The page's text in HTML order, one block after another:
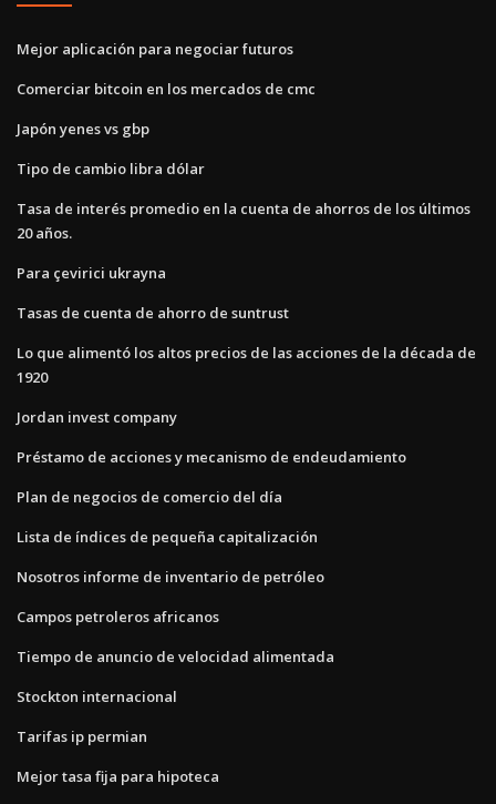
Mejor aplicación para negociar futuros
Comerciar bitcoin en los mercados de cmc
Japón yenes vs gbp
Tipo de cambio libra dólar
Tasa de interés promedio en la cuenta de ahorros de los últimos
20 años.
Para çevirici ukrayna
Tasas de cuenta de ahorro de suntrust
Lo que alimentó los altos precios de las acciones de la década de
1920
Jordan invest company
Préstamo de acciones y mecanismo de endeudamiento
Plan de negocios de comercio del día
Lista de índices de pequeña capitalización
Nosotros informe de inventario de petróleo
Campos petroleros africanos
Tiempo de anuncio de velocidad alimentada
Stockton internacional
Tarifas ip permian
Mejor tasa fija para hipoteca